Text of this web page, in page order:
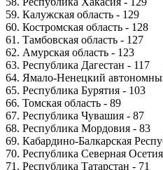
59. Калужская область - 129
60. Костромская область - 128
61. Тамбовская область - 127
62. Амурская область - 123
63. Республика Дагестан - 117
64. Ямало-Ненецкий
65. Республика Бурятия - 103
66. Томская область - 89
67. Республика Чувашия - 87
68. Республика Мордовия - 83
69. Кабардино-Балкарская
70. Республика Северная
71. Республика Татарстан - 71